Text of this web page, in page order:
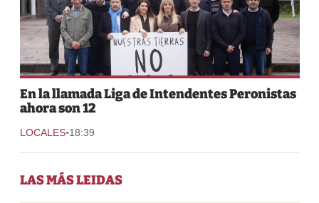
En la llamada Liga de Intendentes Peronistas
ahora son 12
LOCALES-18:39
LAS MÁS LEIDAS